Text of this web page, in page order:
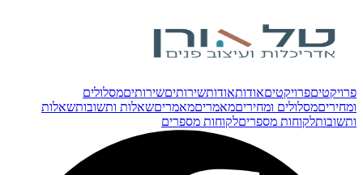
פרויקטיםפרויקטיםאודותאודותשירותיםשירותיםמסלולים
ומחיריםמסלולים ומחיריםמאמריםמאמריםשאלות ותשובותשאלות
ותשובותלקוחות מספריםלקוחות מספרים